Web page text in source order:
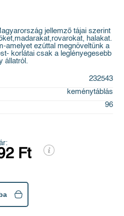
jellemző tájai szerint
halakat.
amelyet ezúttal megnöveltünk a
korlátai csak a leglényegesebb
állatról.
232543
keménytáblás
96
Ft